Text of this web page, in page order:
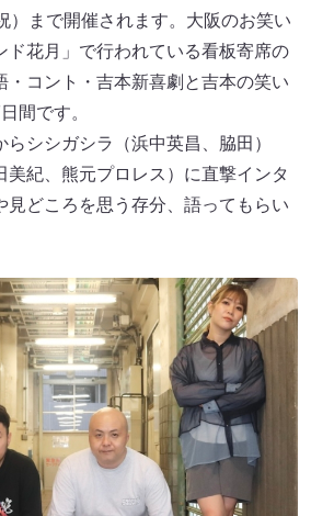
）まで開催されます。大阪のお笑い
ド花月」で行われている看板寄席の
・コント・吉本新喜劇と吉本の笑い
間です。
シシガシラ（浜中英昌、脇田）
美紀、熊元プロレス）に直撃インタ
どころを思う存分、語ってもらい